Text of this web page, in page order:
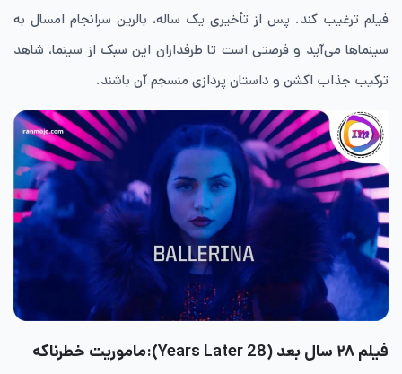
فیلم ترغیب کند. پس از تأخیری یک ‌ساله، بالرین سرانجام امسال به
سینماها می‌آید و فرصتی است تا طرفداران این سبک از سینما، شاهد
ترکیب جذاب اکشن و داستان‌ پردازی منسجم آن باشند.
فیلم ۲۸ سال بعد (28 Years Later):ماموریت خطرناکه